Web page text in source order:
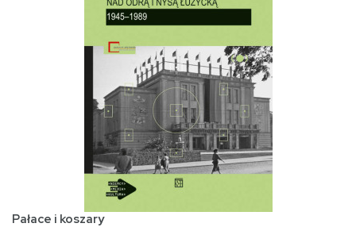
Pałace i koszary